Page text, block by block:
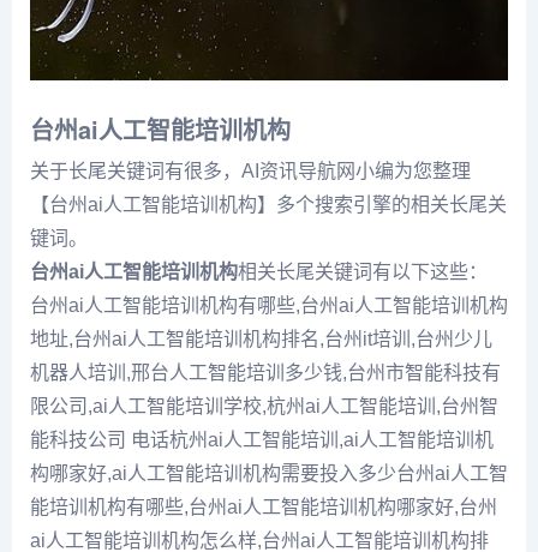
台州ai人工智能培训机构
关于长尾关键词有很多，AI资讯导航网小编为您整理
【台州ai人工智能培训机构】多个搜索引擎的相关长尾关
键词。
台州ai人工智能培训机构相关长尾关键词有以下这些：
台州ai人工智能培训机构有哪些,台州ai人工智能培训机构
地址,台州ai人工智能培训机构排名,台州it培训,台州少儿
机器人培训,邢台人工智能培训多少钱,台州市智能科技有
限公司,ai人工智能培训学校,杭州ai人工智能培训,台州智
能科技公司 电话杭州ai人工智能培训,ai人工智能培训机
构哪家好,ai人工智能培训机构需要投入多少台州ai人工智
能培训机构有哪些,台州ai人工智能培训机构哪家好,台州
ai人工智能培训机构怎么样,台州ai人工智能培训机构排